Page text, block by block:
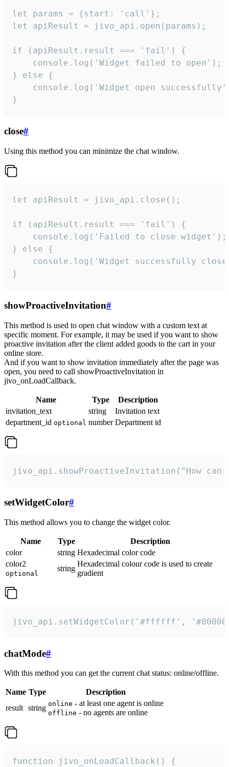
let params = {start: 'call'};
let apiResult = jivo_api.open(params);
if (apiResult.result === 'fail') {
    console.log('Widget failed to open');
} else {
console.log('Widget open
}
close#
Using this method you can minimize the chat window.
let apiResult = jivo_api.close();
if (apiResult.result === 'fail') {
    console.log('Failed to close widget');
} else {
console.log('Widget successfully
}
showProactiveInvitation#
This method is used to open chat window with a custom text at
specific moment. For example, it may be used if you want to show
proactive invitation after the client added goods to the cart in your
online store.
And if you want to show invitation immediately after the page was
open, you need to call showProactiveInvitation in
jivo_onLoadCallback.
Name Type
Description
invitation_text
string
Invitation text
department_id optional number Department id
jivo_api.showProactiveInvitation("How
setWidgetColor#
This method allows you to change the widget color.
Name Type
Description
color
string Hexadecimal color code
color2
optional
string
Hexadecimal colour code is used to create
gradient
jivo_api.setWidgetColor('#ffffff',
chatMode#
With this method you can get the current chat status: online/offline.
Name Type
Description
result string online - at least one agent is online
offline - no agents are online
function jivo_onLoadCallback() {